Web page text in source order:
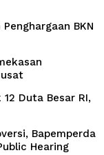
BKN
Duta Besar RI,
Bapemperda
Hearing